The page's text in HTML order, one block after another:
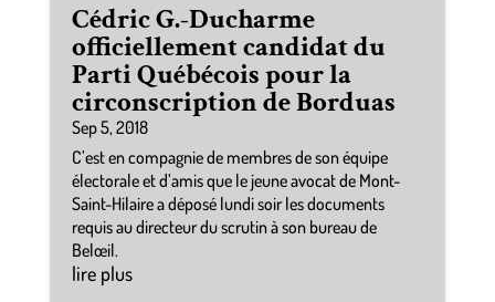
Cédric G.-Ducharme
officiellement candidat du
Parti Québécois pour la
circonscription de Borduas
Sep 5, 2018
C’est en compagnie de membres de son équipe
électorale et d’amis que le jeune avocat de Mont-
Saint-Hilaire a déposé lundi soir les documents
requis au directeur du scrutin à son bureau de
Belœil.
lire plus